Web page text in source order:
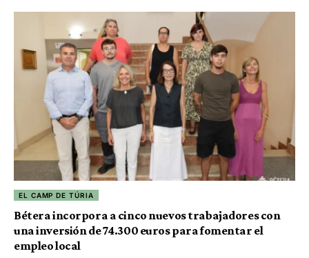
EL CAMP DE TÚRIA
Bétera incorpora a cinco nuevos trabajadores con
una inversión de 74.300 euros para fomentar el
empleo local